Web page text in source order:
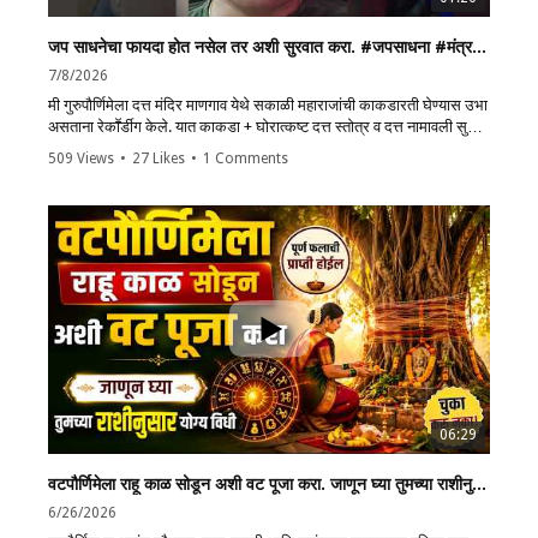
जप साधनेचा फायदा होत नसेल तर अशी सुरवात करा. #जपसाधना #मंत्रजप #ध्यान
7/8/2026
मी गुरुपौर्णिमेला दत्त मंदिर माणगाव येथे सकाळी महाराजांची काकडारती घेण्यास उभा
असताना रेकाॕर्डीग केले. यात काकडा + घोरात्कष्ट दत्त स्तोत्र व दत्त नामावली सुद्धा
गायली जाते.
si=01KlqZYDEV73HkiS
श्री दत्त काकडारती जशीच्या तशी... Datta Mandir Mangaon
https://blog.dattaprabodhinee.org/2018/12/mp3-datta-
mandir-mangaon.html
Follow the DATTAPRABODHINEE NYAS channel on WhatsApp
https://whatsapp.com/channel/0029VaaSq9oK5cDE7kwVvZ2o
1. Dattaprabodhinee All Reviews Link
🔗Link :
https://web.dattaprabodhinee.com/2023/06/reviews.html
2. दत्तप्रबोधिनी कुलदैवत शंकानिरसन व उपासना
509 Views • 27 Likes • 1 Comments
06:29
वटपौर्णिमेला राहू काळ सोडून अशी वट पूजा करा. जाणून घ्या तुमच्या राशीनुसार योग्य विधी. #vatpurnima
6/26/2026